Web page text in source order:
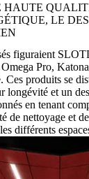
LE
figuraient
Pro,
Ces produits se
longévité et un
en tenant
de nettoyage et
différents